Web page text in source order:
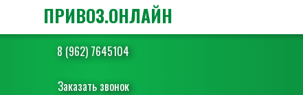
8 (962) 7645104
Заказать звонок
ПРИВОЗ.ОНЛАЙН